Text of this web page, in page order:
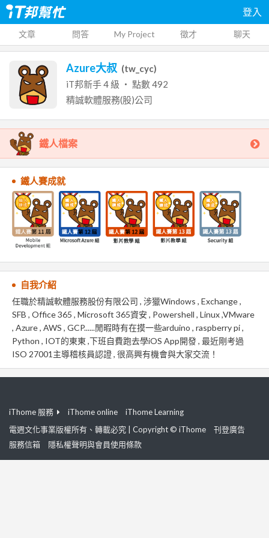
登入
文章 問答 My Project 徵才 聊天
Azure大叔 (tw_cyc)
iT邦新手4 級 ‧ 點數492
精誠軟體服務(股)公司
鐵人檔案
鐵人賽成就
自我介紹
任職於精誠軟體服務股份有限公司 , 涉獵Windows , Exchange ,
SFB , Office 365 , Microsoft 365資安 , Powershell , Linux ,VMware
, Azure , AWS , GCP......閒暇時有在摸一些arduino , raspberry pi ,
Python , IOT的東東 ,下班自費跑去學iOS App開發 , 最近剛考過
ISO 27001主導稽核員認證 , 很高興有機會與大家交流！
iThome 服務 iThome online
iThome Learning
電週文化事業版權所有、轉載必究 | Copyright © iThome
刊登廣告
服務信箱
隱私權聲明與會員使用條款